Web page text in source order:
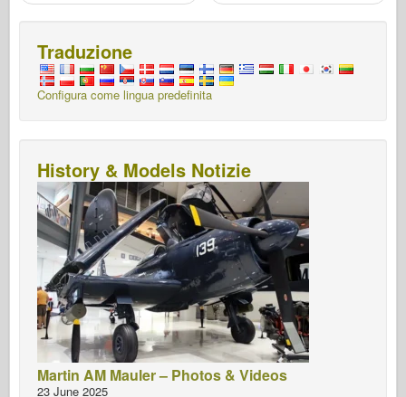
Traduzione
Configura come lingua predefinita
History & Models Notizie
Martin AM Mauler – Photos & Videos
23 June 2025